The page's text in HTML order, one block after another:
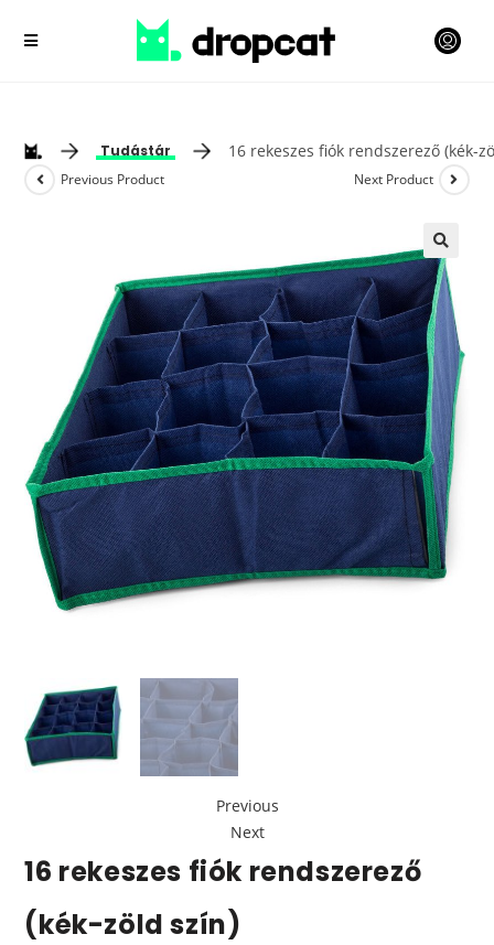
Tudástár 16 rekeszes fiók rendszerező (kék-
Previous Product Next Product
Previous
Next
16 rekeszes fiók rendszerező
(kék-zöld szín)